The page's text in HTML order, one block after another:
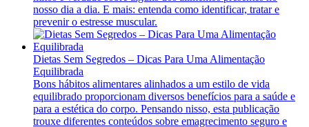
nosso dia a dia. E mais: entenda como identificar, tratar e
prevenir o estresse muscular.
Dietas Sem Segredos – Dicas Para Uma Alimentação
Equilibrada
Bons hábitos alimentares alinhados a um estilo de vida
equilibrado proporcionam diversos benefícios para a saúde e
para a estética do corpo. Pensando nisso, esta publicação
trouxe diferentes conteúdos sobre emagrecimento seguro e